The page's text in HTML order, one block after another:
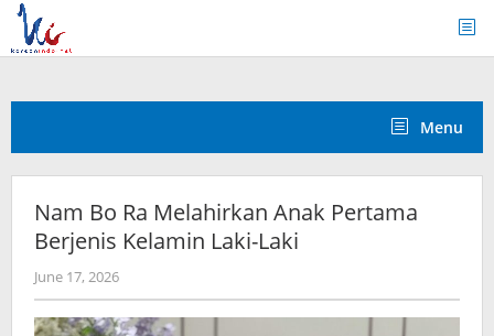
Skip
content
Menu
Nam Bo Ra Melahirkan Anak Pertama
Berjenis Kelamin Laki-Laki
June 17, 2026by
Kidihae